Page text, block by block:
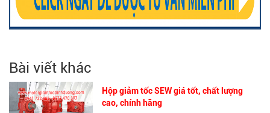
Bài viết khác
Hộp giảm tốc SEW giá tốt, chất lượng
cao, chính hãng